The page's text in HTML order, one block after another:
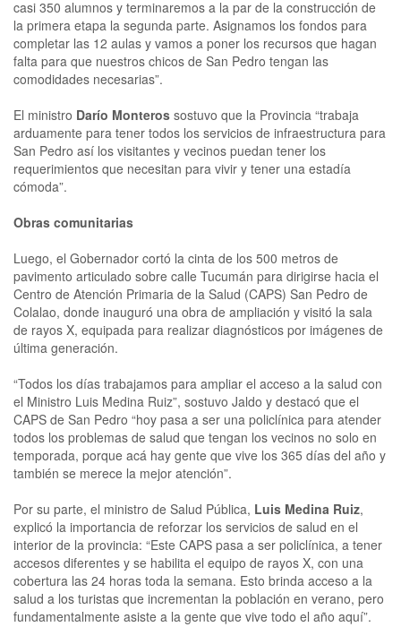
casi 350 alumnos y terminaremos a la par de la construcción de
la primera etapa la segunda parte. Asignamos los fondos para
completar las 12 aulas y vamos a poner los recursos que hagan
falta para que nuestros chicos de San Pedro tengan las
comodidades necesarias”.
El ministro Darío Monteros sostuvo que la Provincia “trabaja
arduamente para tener todos los servicios de infraestructura para
San Pedro así los visitantes y vecinos puedan tener los
requerimientos que necesitan para vivir y tener una estadía
cómoda”.
Obras comunitarias
Luego, el Gobernador cortó la cinta de los 500 metros de
pavimento articulado sobre calle Tucumán para dirigirse hacia el
Centro de Atención Primaria de la Salud (CAPS) San Pedro de
Colalao, donde inauguró una obra de ampliación y visitó la sala
de rayos X, equipada para realizar diagnósticos por imágenes de
última generación.
“Todos los días trabajamos para ampliar el acceso a la salud con
el Ministro Luis Medina Ruiz”, sostuvo Jaldo y destacó que el
CAPS de San Pedro “hoy pasa a ser una policlínica para atender
todos los problemas de salud que tengan los vecinos no solo en
temporada, porque acá hay gente que vive los 365 días del año y
también se merece la mejor atención”.
Por su parte, el ministro de Salud Pública, Luis Medina Ruiz,
explicó la importancia de reforzar los servicios de salud en el
interior de la provincia: “Este CAPS pasa a ser policlínica, a tener
accesos diferentes y se habilita el equipo de rayos X, con una
cobertura las 24 horas toda la semana. Esto brinda acceso a la
salud a los turistas que incrementan la población en verano, pero
fundamentalmente asiste a la gente que vive todo el año aquí”.